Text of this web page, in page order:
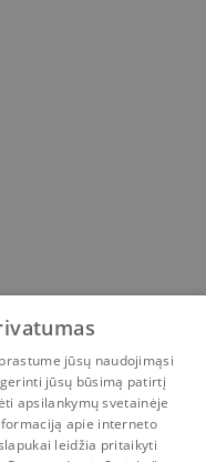
Ambrozaitis,
jūsų naudojimąsi
jūsų būsimą patirtį
apsilankymų svetainėje
apie interneto
leidžia pritaikyti